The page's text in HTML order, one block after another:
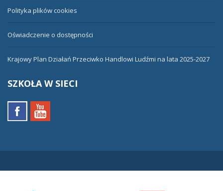
Polityka plików cookies
Oświadczenie o dostępności
Krajowy Plan Działań Przeciwko Handlowi Ludźmi na lata 2025-2027
SZKOŁAW SIECI